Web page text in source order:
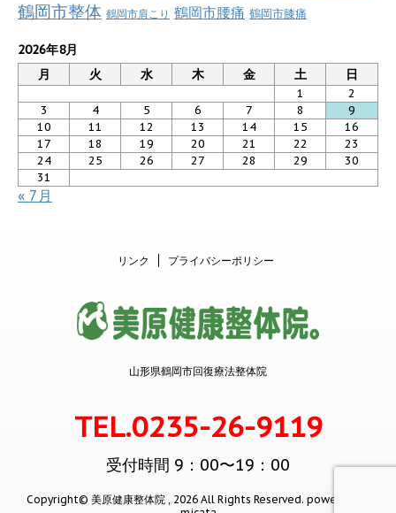
鶴岡市整体 鶴岡市肩こり 鶴岡市腰痛 鶴岡市膝痛
2026年8月
月
火 水 木 金 土 日
1
2
3
4 5 6 7 8
9
10
11 12 13 14 15
16
17
18 19 20 21 22
23
24
25 26 27 28 29
30
31
« 7月
リンク プライバシーポリシー
山形県鶴岡市回復療法整体院
TEL.0235-26-9119
受付時間 9：00〜19：00
Copyright© 美原健康整体院 , 2026 All Rights Reserved. powered by